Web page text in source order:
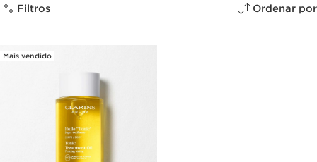
Filtros Ordenar por
Mais vendido